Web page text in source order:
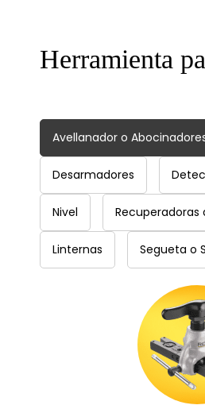
​Herramienta
Avellanador o
Desarmadores
Nivel Recuperadoras
Linternas Segueta o